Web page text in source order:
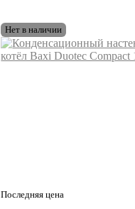
Нет в наличии
Последняя цена